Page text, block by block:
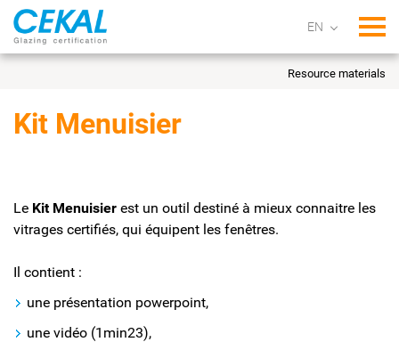
Resource materials
Kit Menuisier
Le Kit Menuisier est un outil destiné à mieux connaitre les
vitrages certifiés, qui équipent les fenêtres.
Il contient :
une présentation powerpoint,
une vidéo (1min23),